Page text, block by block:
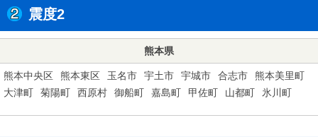
震度2
熊本県
熊本中央区 熊本東区 玉名市 宇土市 宇城市 合志市
熊本美里町
大津町
菊陽町 西原村 御船町 嘉島町 甲佐町 山都町 氷川町